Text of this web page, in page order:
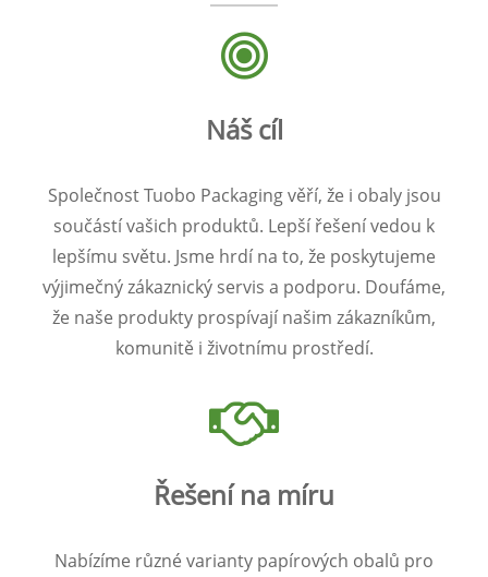
Náš cíl
Společnost Tuobo Packaging věří, že i obaly jsou
součástí vašich produktů. Lepší řešení vedou k
lepšímu světu. Jsme hrdí na to, že poskytujeme
výjimečný zákaznický servis a podporu. Doufáme,
že naše produkty prospívají našim zákazníkům,
komunitě i životnímu prostředí.
Řešení na míru
Nabízíme různé varianty papírových obalů pro